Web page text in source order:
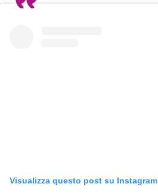
Visualizza questo post su Instagram